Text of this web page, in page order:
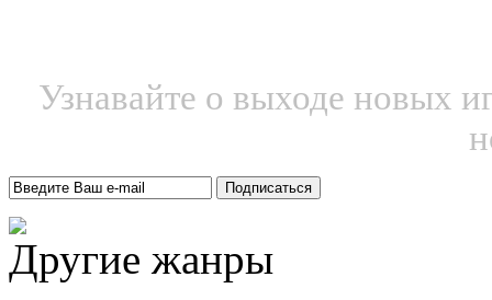
Узнавайте о выходе новых
Другие жанры